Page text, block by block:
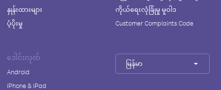
နှုန်းထားများ
ပံ့ပိုးမှု
ကိုယ်ရေးလုံခြုံမှု မူဝါဒ
Customer Complaints Code
ဒေါင်းလုတ်
Android
iPhone & iPad
မြန်မာ